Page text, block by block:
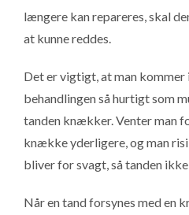
længere kan repareres, skal
at kunne reddes.
Det er vigtigt, at man kommer
behandlingen så hurtigt som
tanden knækker. Venter man
knække yderligere, og man
bliver for svagt, så tanden
Når en tand forsynes med en